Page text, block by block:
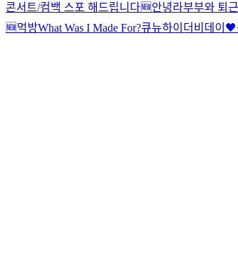
콘서트/컴백 스포 해드립니다🆕안녕라부부와 퇴
🆕먹방What Was I Made For?큐뉴하이 더비데이🖤